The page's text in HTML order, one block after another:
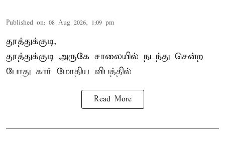
Published on: 08 Aug 2026, 1:09 pm
தூத்துக்குடி,
தூத்துக்குடி அருகே சாலையில் நடந்து சென்ற
போது கார் மோதிய விபத்தில்
Read More